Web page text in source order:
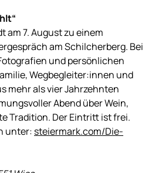
am 7. August zu einem
am Schilcherberg. Bei
und persönlichen
Wegbegleiter:innen und
mehr als vier Jahrzehnten
Abend über Wein,
Tradition. Der Eintritt ist frei.
unter: steiermark.com/Die-